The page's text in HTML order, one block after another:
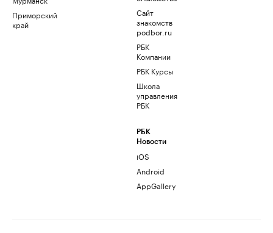
Приморский
край
Сайт
знакомств
podbor.ru
РБК
Компании
РБК Курсы
Школа
управления
РБК
РБК
Новости
iOS
Android
AppGallery